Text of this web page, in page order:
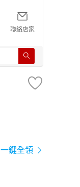
聯絡店家
一鍵全領